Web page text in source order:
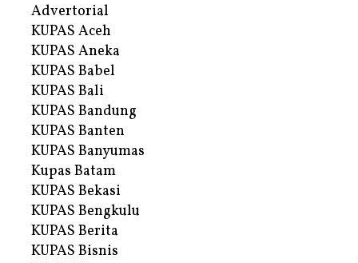
Advertorial
KUPAS Aceh
KUPAS Aneka
KUPAS Babel
KUPAS Bali
KUPAS Bandung
KUPAS Banten
KUPAS Banyumas
Kupas Batam
KUPAS Bekasi
KUPAS Bengkulu
KUPAS Berita
KUPAS Bisnis